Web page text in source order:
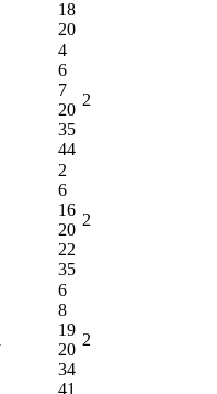
18
20
4
6
7
20
35
44
2
2
6
16
20
22
35
2
6
8
19
20
34
41
2